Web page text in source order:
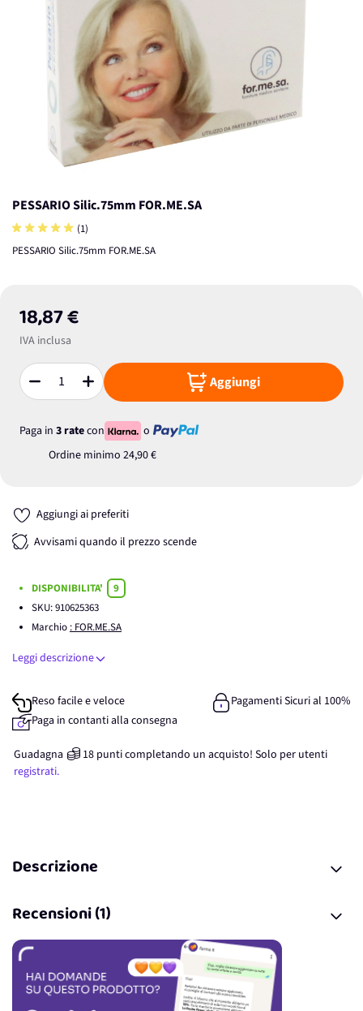
PESSARIO Silic.75mm FOR.ME.SA
(1)
PESSARIO Silic.75mm FOR.ME.SA
18,87 €
IVA inclusa
Quantità Aggiungi
Paga in 3 ratecon
o
Ordine minimo 24,90 €
Aggiungi ai preferiti
Avvisami quando il prezzo scende
DISPONIBILITA'
9
SKU:910625363
Marchio : FOR.ME.SA
Leggi descrizione
Reso facile e veloce
Pagamenti Sicuri al 100%
Paga in contanti alla consegna
Guadagna 18 punticompletando un acquisto! Solo per utenti
registrati.
Descrizione
Recensioni (1)